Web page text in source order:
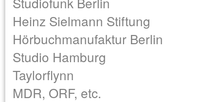
Heinz Sielmann Stiftung
Hörbuchmanufaktur Berlin
Studio Hamburg
Taylorflynn
MDR, ORF, etc.